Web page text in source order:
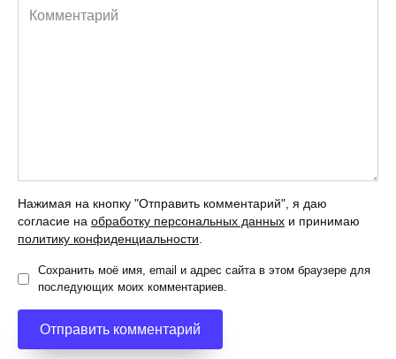
Комментарий
Нажимая на кнопку "Отправить комментарий", я даю
согласие на обработку персональных данных и принимаю
политику конфиденциальности.
Сохранить моё имя, email и адрес сайта в этом браузере для
последующих моих комментариев.